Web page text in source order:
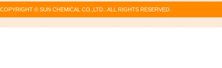
COPYRIGHT © SUN CHEMICAL CO.,LTD.. ALL RIGHTS RESERVED.